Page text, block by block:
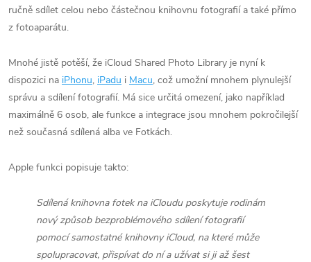
ručně sdílet celou nebo částečnou knihovnu fotografií a také přímo
z fotoaparátu.
Mnohé jistě potěší, že iCloud Shared Photo Library je nyní k
dispozici na iPhonu, iPadu i Macu, což umožní mnohem plynulejší
správu a sdílení fotografií. Má sice určitá omezení, jako například
maximálně 6 osob, ale funkce a integrace jsou mnohem pokročilejší
než současná sdílená alba ve Fotkách.
Apple funkci popisuje takto:
Sdílená knihovna fotek na iCloudu poskytuje rodinám
nový způsob bezproblémového sdílení fotografií
pomocí samostatné knihovny iCloud, na které může
spolupracovat, přispívat do ní a užívat si ji až šest